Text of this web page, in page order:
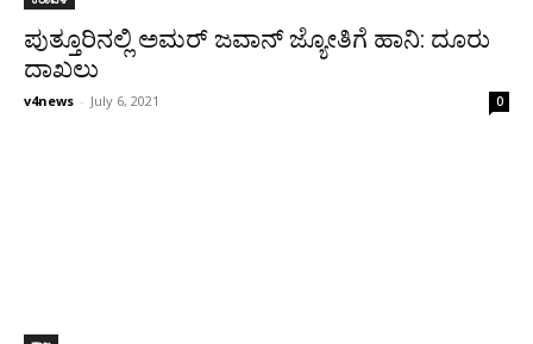
ಪುತ್ತೂರಿನಲ್ಲಿ ಅಮರ್ ಜವಾನ್ ಜ್ಯೋತಿಗೆ ಹಾನಿ: ದೂರು
ದಾಖಲು
v4news - July 6, 2021 0